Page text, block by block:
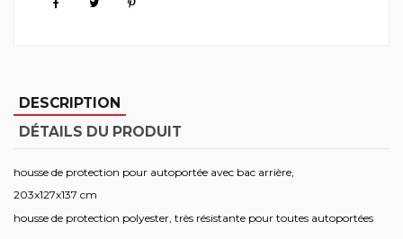
DESCRIPTION
DÉTAILS DU PRODUIT
housse de protection pour autoportée avec bac arrière,
203x127x137 cm
housse de protection polyester, très résistante pour toutes autoportées